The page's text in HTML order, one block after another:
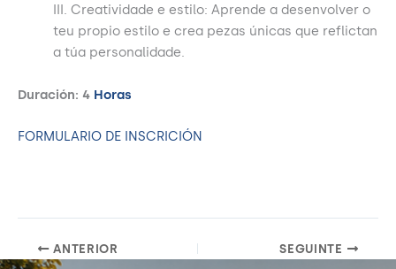
III. Creatividade e estilo: Aprende a desenvolver o
teu propio estilo e crea pezas únicas que reflictan
a túa personalidade.
Duración: 4 Horas
FORMULARIO DE INSCRICIÓN
ANTERIOR SEGUINTE